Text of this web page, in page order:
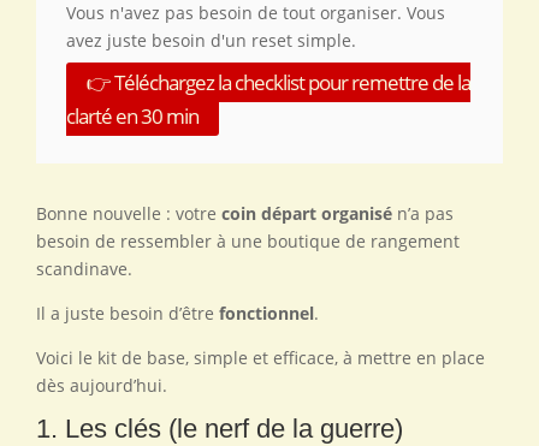
Vous n'avez pas besoin de tout organiser. Vous
avez juste besoin d'un reset simple.
👉 Téléchargez la checklist pour remettre de la
clarté en 30 min
Bonne nouvelle : votre coin départ organisé n’a pas
besoin de ressembler à une boutique de rangement
scandinave.
Il a juste besoin d’être fonctionnel.
Voici le kit de base, simple et efficace, à mettre en place
dès aujourd’hui.
1. Les clés (le nerf de la guerre)